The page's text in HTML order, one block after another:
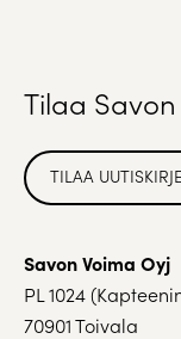
Tilaa
TILAA
Savon Voima Oyj
PL 1024
70901 Toivala